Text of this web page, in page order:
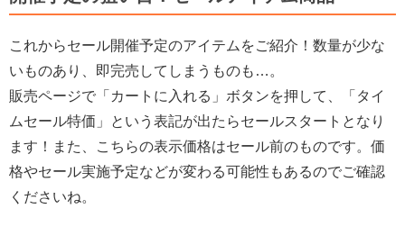
これからセール開催予定のアイテムをご紹介！数量が少な
いものあり、即完売してしまうものも…。
販売ページで「カートに入れる」ボタンを押して、「タイ
ムセール特価」という表記が出たらセールスタートとなり
ます！また、こちらの表示価格はセール前のものです。価
格やセール実施予定などが変わる可能性もあるのでご確認
くださいね。